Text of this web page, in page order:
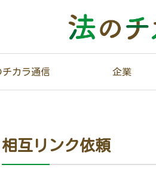
チカラ通信 企業
相互リンク依頼